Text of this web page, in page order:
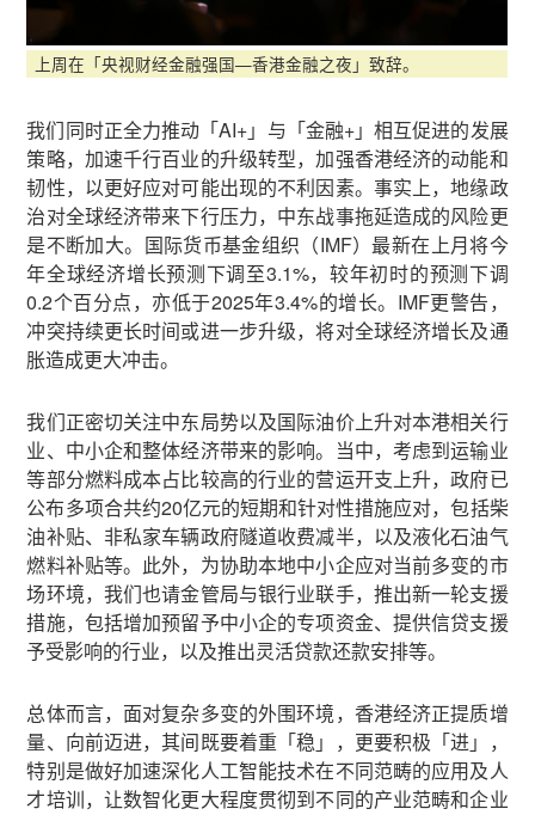
上周在「央视财经金融强国—香港金融之夜」致辞。
我们同时正全力推动「AI+」与「金融+」相互促进的发展
策略，加速千行百业的升级转型，加强香港经济的动能和
韧性，以更好应对可能出现的不利因素。事实上，地缘政
治对全球经济带来下行压力，中东战事拖延造成的风险更
是不断加大。国际货币基金组织（IMF）最新在上月将今
年全球经济增长预测下调至3.1%，较年初时的预测下调
0.2个百分点，亦低于2025年3.4%的增长。IMF更警告，
冲突持续更长时间或进一步升级，将对全球经济增长及通
胀造成更大冲击。
我们正密切关注中东局势以及国际油价上升对本港相关行
业、中小企和整体经济带来的影响。当中，考虑到运输业
等部分燃料成本占比较高的行业的营运开支上升，政府已
公布多项合共约20亿元的短期和针对性措施应对，包括柴
油补贴、非私家车辆政府隧道收费减半，以及液化石油气
燃料补贴等。此外，为协助本地中小企应对当前多变的市
场环境，我们也请金管局与银行业联手，推出新一轮支援
措施，包括增加预留予中小企的专项资金、提供信贷支援
予受影响的行业，以及推出灵活贷款还款安排等。
总体而言，面对复杂多变的外围环境，香港经济正提质增
量、向前迈进，其间既要着重「稳」，更要积极「进」，
特别是做好加速深化人工智能技术在不同范畴的应用及人
才培训，让数智化更大程度贯彻到不同的产业范畴和企业